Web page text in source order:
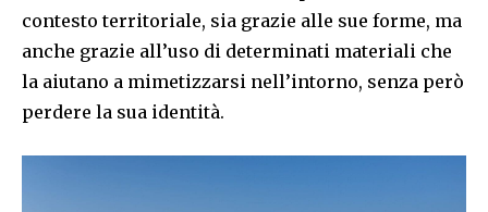
contesto territoriale, sia grazie alle sue forme, ma
anche grazie all’uso di determinati materiali che
la aiutano a mimetizzarsi nell’intorno, senza però
perdere la sua identità.